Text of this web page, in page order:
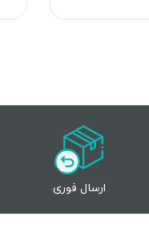
ارسال فوری